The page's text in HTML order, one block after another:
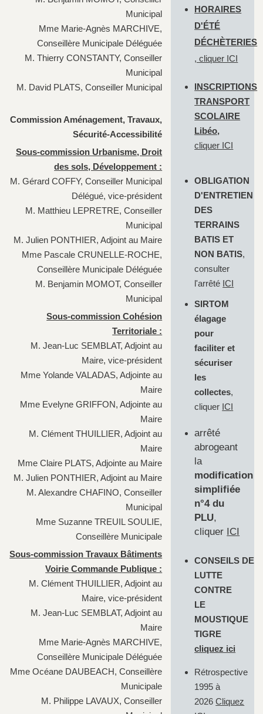
Municipal
Mme Marie-Agnès MARCHIVE,
Conseillère Municipale Déléguée
M. Thierry CONSTANTY, Conseiller
Municipal
M. David PLATS, Conseiller Municipal
Commission Aménagement, Travaux,
Sécurité-Accessibilité
Sous-commission Urbanisme, Droit
des sols, Développement :
M. Gérard COFFY, Conseiller Municipal
Délégué, vice-président
M. Matthieu LEPRETRE, Conseiller
Municipal
M. Julien PONTHIER, Adjoint au Maire
Mme Pascale CRUNELLE-ROCHE,
Conseillère Municipale Déléguée
M. Benjamin MOMOT, Conseiller
Municipal
Sous-commission Cohésion
Territoriale :
M. Jean-Luc SEMBLAT, Adjoint au
Maire, vice-président
Mme Yolande VALADAS, Adjointe au
Maire
Mme Evelyne GRIFFON, Adjointe au
Maire
M. Clément THUILLIER, Adjoint au
Maire
Mme Claire PLATS, Adjointe au Maire
M. Julien PONTHIER, Adjoint au Maire
M. Alexandre CHAFINO, Conseiller
Municipal
Mme Suzanne TREUIL SOULIE,
Conseillère Municipale
Sous-commission Travaux Bâtiments
Voirie Commande Publique :
M. Clément THUILLIER, Adjoint au
Maire, vice-président
M. Jean-Luc SEMBLAT, Adjoint au
Maire
Mme Marie-Agnès MARCHIVE,
Conseillère Municipale Déléguée
Mme Océane DAUBEACH, Conseillère
Municipale
M. Philippe LAVAUX, Conseiller
HORAIRES
D'ÉTÉ
DÉCHÈTERIES
, cliquer ICI
INSCRIPTIONS
TRANSPORT
SCOLAIRE
Libéo,
cliquer ICI
OBLIGATION
D'ENTRETIEN
DES
TERRAINS
BATIS ET
NON BATIS,
consulter
l'arrêté ICI
SIRTOM
élagage
pour
faciliter et
sécuriser
les
collectes,
cliquer ICI
arrêté
abrogeant
la
modification
simplifiée
n°4 du
PLU,
cliquer ICI
CONSEILS DE
LUTTE
CONTRE
LE
MOUSTIQUE
TIGRE
cliquez ici
Rétrospective
1995 à
2026Cliquez